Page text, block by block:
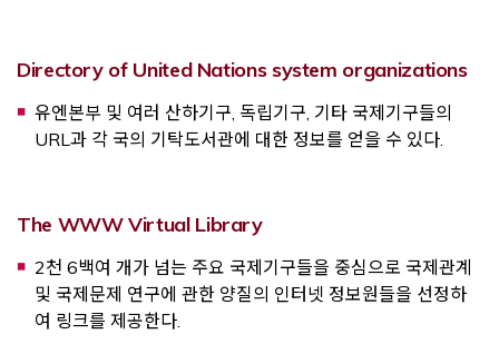
Directory of United Nations system organizations
유엔본부 및 여러 산하기구, 독립기구, 기타 국제기구들의
URL과 각 국의 기탁도서관에 대한 정보를 얻을 수 있다.
The WWW Virtual LibraryOpens a new window
2천 6백여 개가 넘는 주요 국제기구들을 중심으로 국제관계
및 국제문제 연구에 관한 양질의 인터넷 정보원들을 선정하
여 링크를 제공한다.